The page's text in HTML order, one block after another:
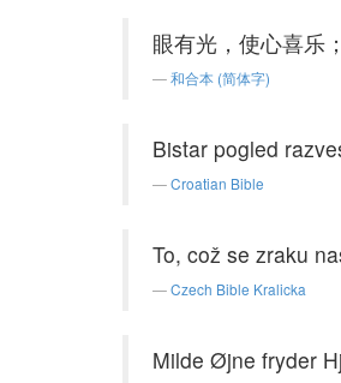
眼有光，使心喜乐
和合本 (简体字)
Bistar pogled
Croatian Bible
To, což se zraku
Czech Bible Kralicka
Milde Øjne fryder